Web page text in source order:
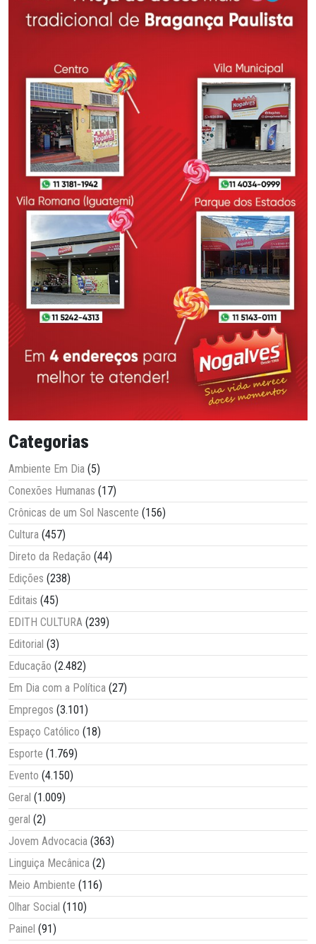
Categorias
Ambiente Em Dia (5)
Conexões Humanas (17)
Crônicas de um Sol Nascente (156)
Cultura (457)
Direto da Redação (44)
Edições (238)
Editais (45)
EDITH CULTURA (239)
Editorial (3)
Educação (2.482)
Em Dia com a Política (27)
Empregos (3.101)
Espaço Católico (18)
Esporte (1.769)
Evento (4.150)
Geral (1.009)
geral (2)
Jovem Advocacia (363)
Linguiça Mecânica (2)
Meio Ambiente (116)
Olhar Social (110)
Painel (91)